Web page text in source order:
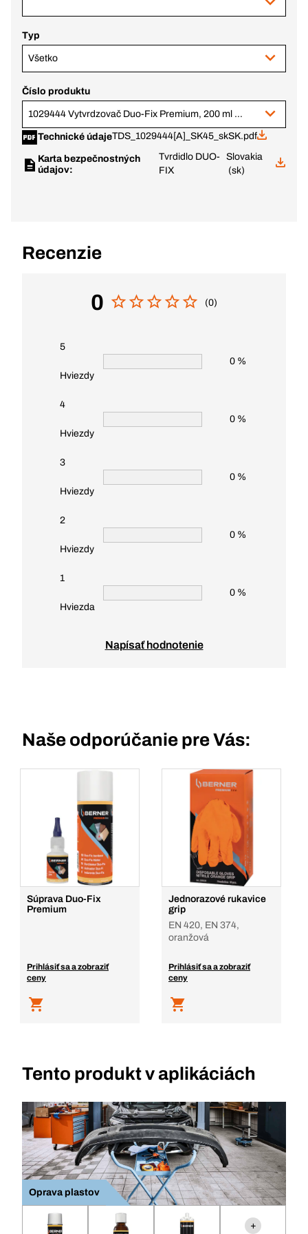
Typ
Všetko
Číslo produktu
1029444 Vytvrdzovač Duo-Fix Premium, 200 ml sprej
Technické údajeTDS_1029444[A]_SK45_skSK.pdf
Karta bezpečnostných
údajov:
Tvrdidlo DUO-
FIX
Slovakia
(sk)
Recenzie
0 (0)
5
Hviezdy
0 %
4
Hviezdy
0 %
3
Hviezdy
0 %
2
Hviezdy
0 %
1
Hviezda
0 %
Napísať hodnotenie
Naše odporúčanie pre Vás:
Súprava Duo-Fix
Premium
Prihlásiť sa a zobraziť
ceny
Jednorazové rukavice
grip
EN 420, EN 374,
oranžová
Prihlásiť sa a zobraziť
ceny
Tento produkt v aplikáciách
Oprava plastov
+